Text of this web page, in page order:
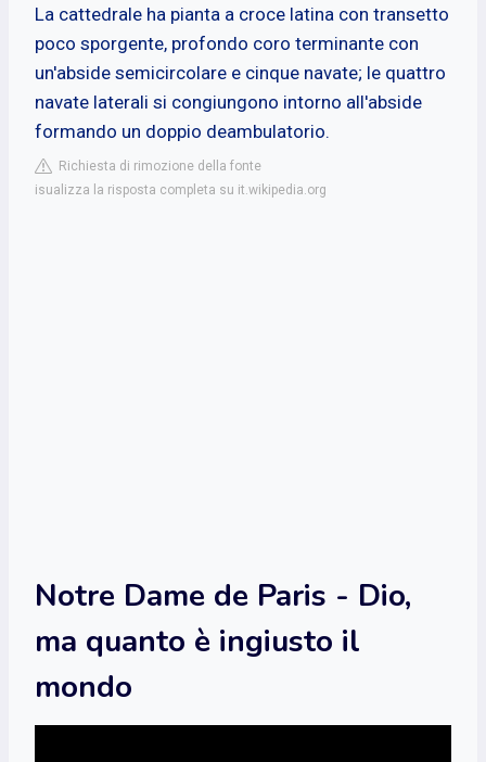
La cattedrale ha pianta a croce latina con transetto
poco sporgente, profondo coro terminante con
un'abside semicircolare e cinque navate; le quattro
navate laterali si congiungono intorno all'abside
formando un doppio deambulatorio.
Richiesta di rimozione della fonte
isualizza la risposta completa su it.wikipedia.org
Notre Dame de Paris - Dio,
ma quanto è ingiusto il
mondo